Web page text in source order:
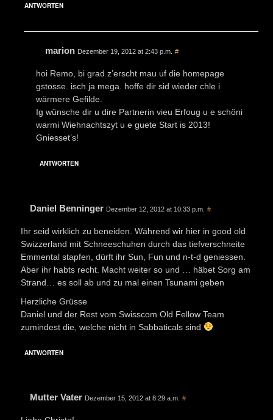
ANTWORTEN
marion Dezember 19, 2012 at 2:43 p.m. #
hoi Remo, bi grad z’erscht mau uf die homepage
gstosse. isch ja mega. hoffe dir sid wieder chle i
wärmere Gefilde.
Ig wünsche dir u dire Partnerin vieu Erfoug u e schöni
warmi Wiehnachtszyt u e guete Start is 2013!
Gniesset’s!
ANTWORTEN
Daniel Benninger Dezember 12, 2012 at 10:33 p.m. #
Ihr seid wirklich zu beneiden. Während wir hier in good old
Swizzerland mit Schneeschuhen durch das tiefverschneite
Emmental stapfen, dürft ihr Sun, Fun und n-t-d geniessen.
Aber ihr habts recht. Macht weiter so und … häbet Sorg am
Strand… es soll ab und zu mal einen Tsunami geben
Herzliche Grüsse
Daniel und der Rest vom Swisscom Old Fellow Team
zumindest die, welche nicht in Sabbaticals sind
ANTWORTEN
Mutter Vater Dezember 15, 2012 at 8:29 a.m. #